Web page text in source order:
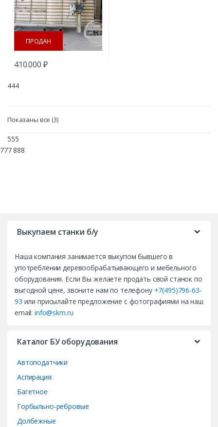
ПРОДАН
410.000 ₽
444
Показаны все (3)Сортировка:
самые
555
777 888
Выкупаем станки б/у
Наша компания занимается выкупом бывшего в
употреблении деревообрабатывающего и мебельного
оборудования. Если Вы желаете продать свой станок по
выгодной цене, звоните нам по телефону +7(495)796-63-
93 или присылайте предложение с фотографиями на наш
email:info@skm.ru
Каталог БУ оборудования
Автоподатчики
Аспирация
Багетное
Горбыльно-ребровые
Долбежные